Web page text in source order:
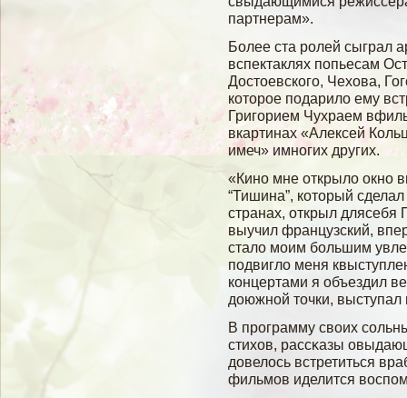
партнерам».
Более ста ролей сыграл
вспектаклях попьесам
Достоевского, Чехова,
которое подарило ему
Григорием Чухраем
вкартинах «Алексей
имеч» имногих других.
«Кино мне открыло
“Тишина”, который
странах, открыл
выучил французский,
стало моим большим
подвигло меня
концертами я объездил
доюжной точки, выступал
В программу свοих
стихов, рассκазы
довелοсь встретиться
фильмοв иделится